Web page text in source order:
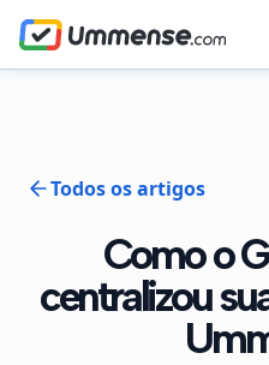
Todos os artigos
Como o
centralizou